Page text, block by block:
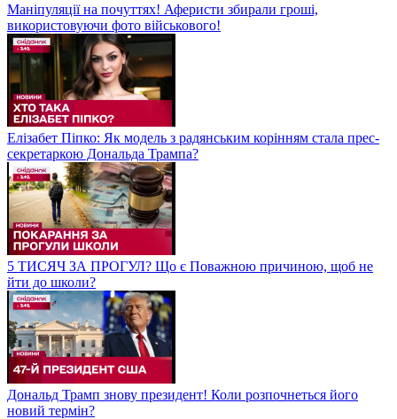
Маніпуляції на почуттях! Аферисти збирали гроші,
використовуючи фото військового!
Елізабет Піпко: Як модель з радянським корінням стала прес-
секретаркою Дональда Трампа?
5 ТИСЯЧ ЗА ПРОГУЛ? Що є Поважною причиною, щоб не
йти до школи?
Дональд Трамп знову президент! Коли розпочнеться його
новий термін?